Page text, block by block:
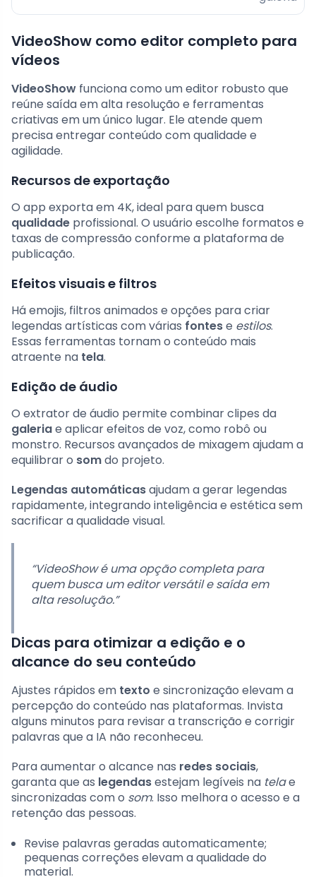
VideoShow como editor completo para
vídeos
VideoShow funciona como um editor robusto que
reúne saída em alta resolução e ferramentas
criativas em um único lugar. Ele atende quem
precisa entregar conteúdo com qualidade e
agilidade.
Recursos de exportação
O app exporta em 4K, ideal para quem busca
qualidade profissional. O usuário escolhe formatos e
taxas de compressão conforme a plataforma de
publicação.
Efeitos visuais e filtros
Há emojis, filtros animados e opções para criar
legendas artísticas com várias fontese estilos.
Essas ferramentas tornam o conteúdo mais
atraente na tela.
Edição de áudio
O extrator de áudio permite combinar clipes da
galeriae aplicar efeitos de voz, como robô ou
monstro. Recursos avançados de mixagem ajudam a
equilibrar o somdo projeto.
Legendas automáticasajudam a gerar legendas
rapidamente, integrando inteligência e estética sem
sacrificar a qualidade visual.
“VideoShow é uma opção completa para
quem busca um editor versátil e saída em
alta resolução.”
Dicas para otimizar a edição e o
alcance do seu conteúdo
Ajustes rápidos em texto e sincronização elevam a
percepção do conteúdo nas plataformas. Invista
alguns minutos para revisar a transcrição e corrigir
palavras que a IA não reconheceu.
Para aumentar o alcance nas redes sociais,
garanta que as legendasestejam legíveis na telae
sincronizadas com o som. Isso melhora o acesso e a
retenção das pessoas.
Revise palavras geradas automaticamente;
pequenas correções elevam a qualidade do
material.